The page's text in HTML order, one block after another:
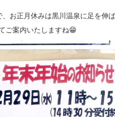
お正月休みは黒川温泉に足を伸
ご案内いたしますね😁